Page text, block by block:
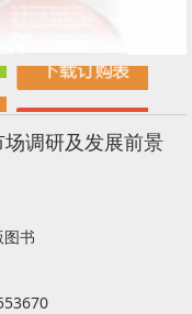
调研及发展前景
书